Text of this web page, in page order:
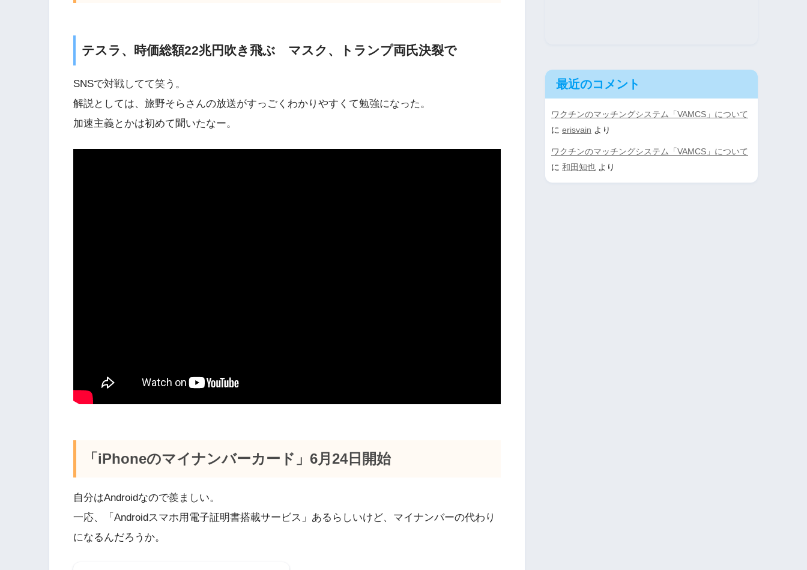
テスラ、時価総額22兆円吹き飛ぶ マスク、トランプ両氏決裂で
SNSで対戦してて笑う。
解説としては、旅野そらさんの放送がすっごくわかりやすくて勉強になった。
加速主義とかは初めて聞いたなー。
「iPhoneのマイナンバーカード」6月24日開始
自分はAndroidなので羨ましい。
一応、「Androidスマホ用電子証明書搭載サービス」あるらしいけど、マイナンバーの代わり
になるんだろうか。
最近のコメント
ワクチンのマッチングシステム「VAMCS」について
に erisvain より
ワクチンのマッチングシステム「VAMCS」について
に 和田知也 より